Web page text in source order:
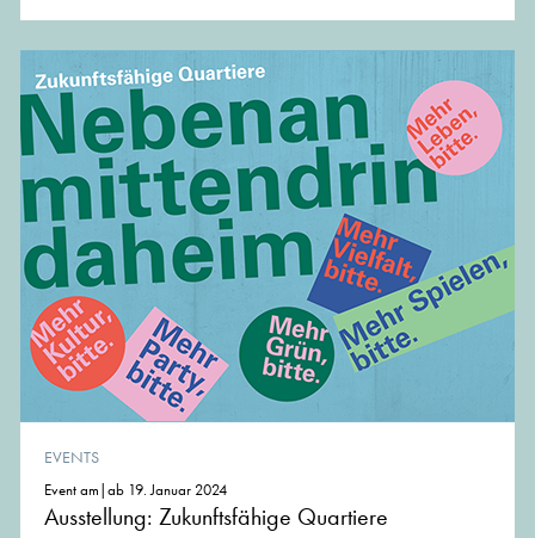
EVENTS
Event am|ab 19. Januar 2024
Ausstellung: Zukunftsfähige Quartiere